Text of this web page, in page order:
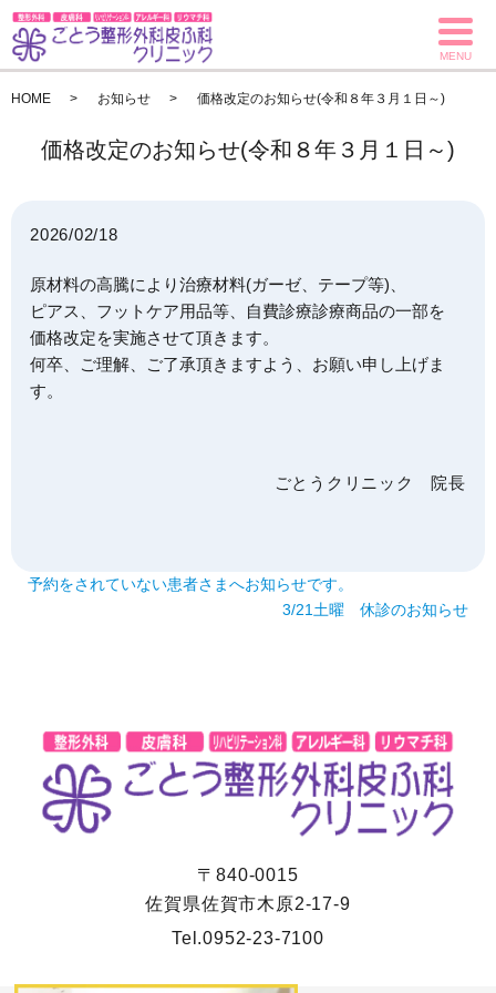
MENU
HOME お知らせ 価格改定のお知らせ(令和８年３月１日～)
価格改定のお知らせ(令和８年３月１日～)
2026/02/18
原材料の高騰により治療材料(ガーゼ、テープ等)、
ピアス、フットケア用品等、自費診療診療商品の一部を
価格改定を実施させて頂きます。
何卒、ご理解、ご了承頂きますよう、お願い申し上げま
す。
ごとうクリニック 院長
予約をされていない患者さまへお知らせです。
3/21土曜 休診のお知らせ
〒840-0015
佐賀県佐賀市木原2-17-9
Tel.0952-23-7100